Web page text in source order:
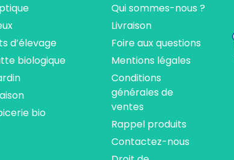
d’élevage
biologique
bio
Qui sommes-nous ?
Livraison
Foire aux questions
Mentions légales
Conditions
générales de
ventes
Rappel produits
Contactez-nous